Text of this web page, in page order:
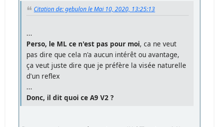
Citation de: gebulon le Mai 10, 2020, 13:25:13
...
Perso, le ML ce n'est pas pour moi, ca ne veut
pas dire que cela n'a aucun intérêt ou avantage,
ça veut juste dire que je préfère la visée naturelle
d'un reflex
...
Donc, il dit quoi ce A9 V2 ?